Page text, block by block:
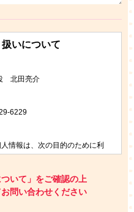
いについて
北田亮介
6229
情報は、次の目的のために利
品（新サービス）、新規開講教
ついて」をご確認の上
問い合わせください